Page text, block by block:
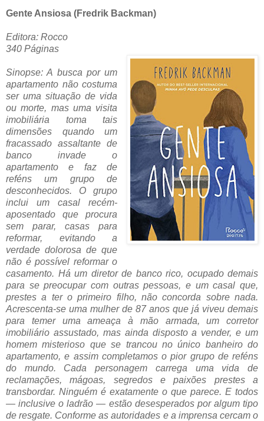
Gente Ansiosa (Fredrik Backman)
Editora: Rocco
340 Páginas
Sinopse: A busca por um
apartamento não costuma
ser uma situação de vida
ou morte, mas uma visita
imobiliária toma tais
dimensões quando um
fracassado assaltante de
banco invade o
apartamento e faz de
reféns um grupo de
desconhecidos. O grupo
inclui um casal recém-
aposentado que procura
sem parar, casas para
reformar, evitando a
verdade dolorosa de que
não é possível reformar o
casamento. Há um diretor de banco rico, ocupado demais
para se preocupar com outras pessoas, e um casal que,
prestes a ter o primeiro filho, não concorda sobre nada.
Acrescenta-se uma mulher de 87 anos que já viveu demais
para temer uma ameaça à mão armada, um corretor
imobiliário assustado, mas ainda disposto a vender, e um
homem misterioso que se trancou no único banheiro do
apartamento, e assim completamos o pior grupo de reféns
do mundo. Cada personagem carrega uma vida de
reclamações, mágoas, segredos e paixões prestes a
transbordar. Ninguém é exatamente o que parece. E todos
— inclusive o ladrão — estão desesperados por algum tipo
de resgate. Conforme as autoridades e a imprensa cercam o